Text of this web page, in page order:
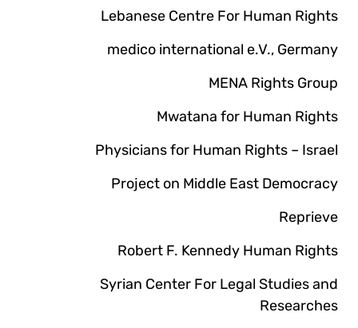
Lebanese Centre For Human Rights
medico international e.V., Germany
MENA Rights Group
Mwatana for Human Rights
Physicians for Human Rights – Israel
Project on Middle East Democracy
Reprieve
Robert F. Kennedy Human Rights
Syrian Center For Legal Studies and
Researches